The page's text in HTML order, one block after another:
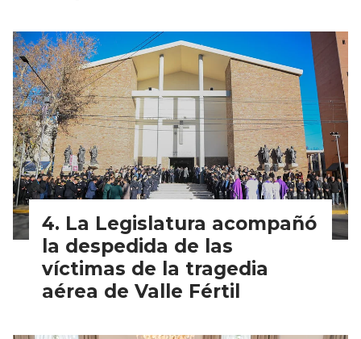
La Legislatura acompañó
la despedida de las
víctimas de la tragedia
aérea de Valle Fértil